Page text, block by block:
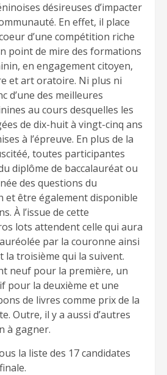
désireuses d’impacter
En effet, il place
d’une compétition riche
point de mire des formations
en engagement citoyen,
et art oratoire. Ni plus ni
d’une des meilleures
au cours desquelles les
de dix-huit à vingt-cinq ans
à l’épreuve. En plus de la
toutes participantes
diplôme de baccalauréat ou
des questions du
et être également disponible
À l’issue de cette
lots attendent celle qui aura
par la couronne ainsi
la troisième qui la suivent.
neuf pour la première, un
pour la deuxième et une
de livres comme prix de la
Outre, il y a aussi d’autres
à gagner.
la liste des 17 candidates